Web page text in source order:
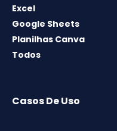
Excel
Google Sheets
Planilhas Canva
Todos
Casos De Uso